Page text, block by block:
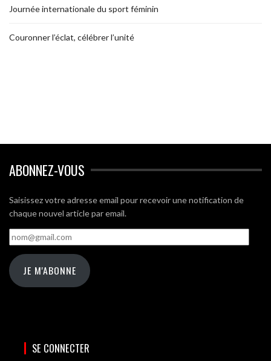
Journée internationale du sport féminin
Couronner l’éclat, célébrer l’unité
ABONNEZ-VOUS
Saisissez votre adresse email pour recevoir une notification de
chaque nouvel article par email.
nom@gmail.com
JE M'ABONNE
SE CONNECTER